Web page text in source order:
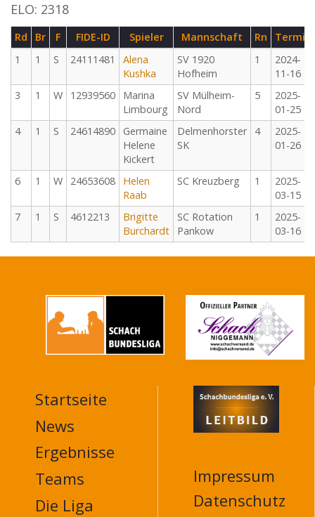
ELO: 2318
Rd Br F FIDE-ID Spieler Mannschaft Rn
Termin
1
1 S 24111481
Alena
Kushka
SV 1920
Hofheim
1
2024-
11-16
3
1 W 12939560
Marina
Limbourg
SV Mülheim-
Nord
5
2025-
01-25
4
1 S 24614890
Germaine
Helene
Kickert
Delmenhorster
SK
4
2025-
01-26
6 1 W 24653608
Helen
Raab
SC Kreuzberg 1
2025-
03-15
7
1 S 4612213
Brigitte
Burchardt
SC Rotation
Pankow
1
2025-
03-16
MAIN
NAVIGATION
FOOTER
Startseite
News
Ergebnisse
Teams
Die Liga
Impressum
Datenschutz